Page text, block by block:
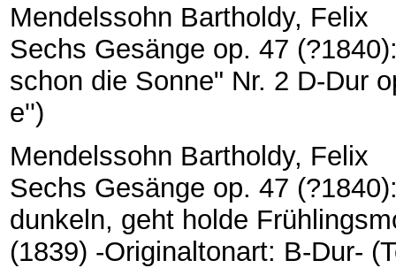
Mendelssohn Bartholdy, Felix
Sechs Gesänge op. 47
schon die Sonne" Nr. 2 D-Dur
e'')
Mendelssohn Bartholdy, Felix
Sechs Gesänge op. 47
dunkeln, geht holde
(1839) -Originaltonart: B-Dur-